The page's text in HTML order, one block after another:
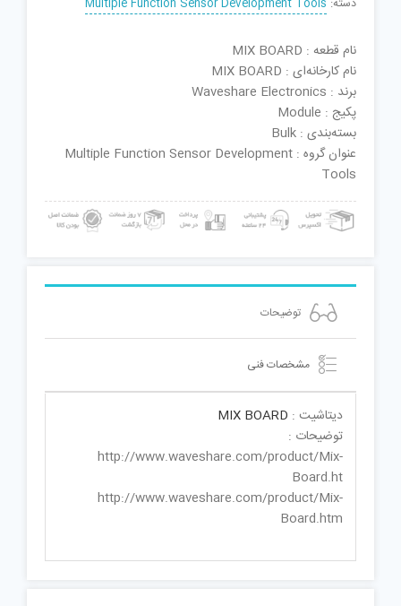
دسته: Multiple Function Sensor Development Tools
نام قطعه : MIX BOARD
نام کارخانه‌ای : MIX BOARD
برند : Waveshare Electronics
پکیج : Module
بسته‌بندی : Bulk
عنوان گروه : Multiple Function Sensor Development
Tools
توضیحات
مشخصات فنی
دیتاشیت : MIX BOARD
توضیحات :
http://www.waveshare.com/product/Mix-
Board.ht
http://www.waveshare.com/product/Mix-
Board.htm